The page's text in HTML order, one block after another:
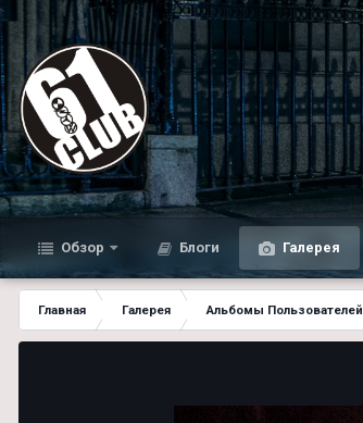
Обзор Блоги Галерея
Главная Галерея Альбомы Пользователей